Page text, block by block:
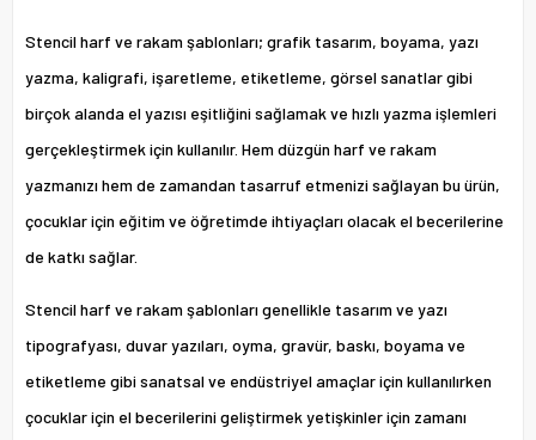
Stencil harf ve rakam şablonları; grafik tasarım, boyama, yazı
yazma, kaligrafi, işaretleme, etiketleme, görsel sanatlar gibi
birçok alanda el yazısı eşitliğini sağlamak ve hızlı yazma işlemleri
gerçekleştirmek için kullanılır. Hem düzgün harf ve rakam
yazmanızı hem de zamandan tasarruf etmenizi sağlayan bu ürün,
çocuklar için eğitim ve öğretimde ihtiyaçları olacak el becerilerine
de katkı sağlar.
Stencil harf ve rakam şablonları genellikle tasarım ve yazı
tipografyası, duvar yazıları, oyma, gravür, baskı, boyama ve
etiketleme gibi sanatsal ve endüstriyel amaçlar için kullanılırken
çocuklar için el becerilerini geliştirmek yetişkinler için zamanı